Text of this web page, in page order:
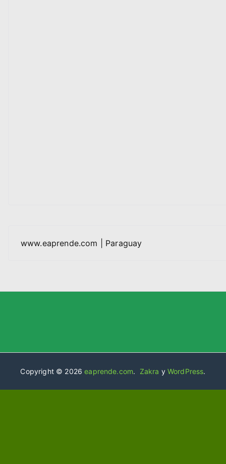
www.eaprende.com | Paraguay
Copyright © 2026eaprende.com. Zakra y WordPress.